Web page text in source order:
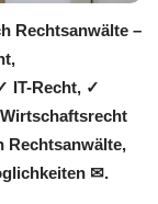
Rechtsanwälte –
IT-Recht, ✓
✉.